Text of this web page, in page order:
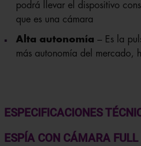
podrá llevar el dispositivo
que es una cámara
Alta autonomía – Es la
más autonomía del mercado,
ESPECIFICACIONES
ESPÍA CON CÁMARA FULL